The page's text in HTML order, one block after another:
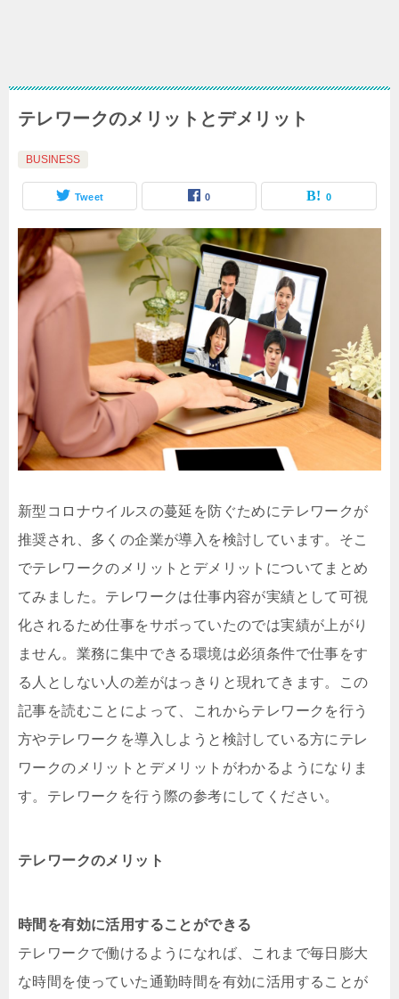
テレワークのメリットとデメリット
BUSINESS
Tweet 0 0
新型コロナウイルスの蔓延を防ぐためにテレワークが
推奨され、多くの企業が導入を検討しています。そこ
でテレワークのメリットとデメリットについてまとめ
てみました。テレワークは仕事内容が実績として可視
化されるため仕事をサボっていたのでは実績が上がり
ません。業務に集中できる環境は必須条件で仕事をす
る人としない人の差がはっきりと現れてきます。この
記事を読むことによって、これからテレワークを行う
方やテレワークを導入しようと検討している方にテレ
ワークのメリットとデメリットがわかるようになりま
す。テレワークを行う際の参考にしてください。
テレワークのメリット
時間を有効に活用することができる
テレワークで働けるようになれば、これまで毎日膨大
な時間を使っていた通勤時間を有効に活用することが